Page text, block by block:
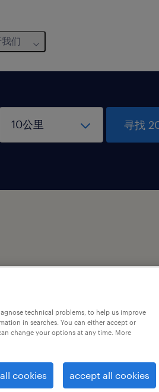
们
寻找
每
正
technical problems, to help us improve
in searches. You can either accept or
change your options at any time. More
cookies accept all cookies